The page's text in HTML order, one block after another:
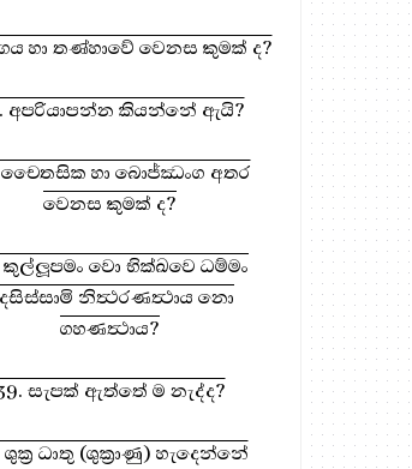
හා තණ්හාවේ වෙනස කුමක් ද?
අපරියාපන්න කියන්නේ ඇයි?
චෛතසික හා බොජ්ඣංග අතර
වෙනස කුමක් ද?
කුල්ලූපමං වො භික්‍ඛවෙ ධම්මං
නිත්‍ථරණත්‍ථාය නො
ගහණත්‍ථාය?
සැපක් ඇත්තේ ම නැද්ද?
ශුක්‍ර ධාතු (ශුක්‍රාණු) හැදෙන්නේ